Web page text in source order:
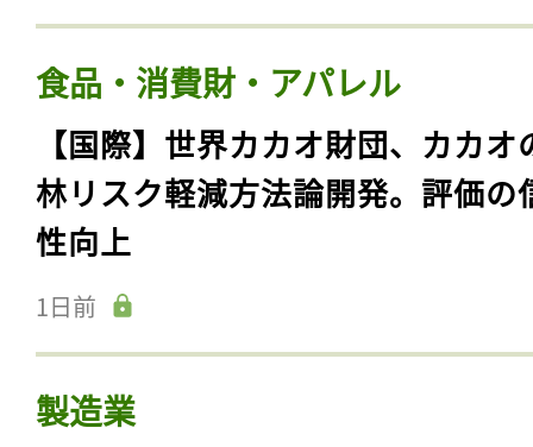
食品・消費財・アパレル
【国際】世界カカオ財団、カカオ
林リスク軽減方法論開発。評価の
性向上
1日前
製造業